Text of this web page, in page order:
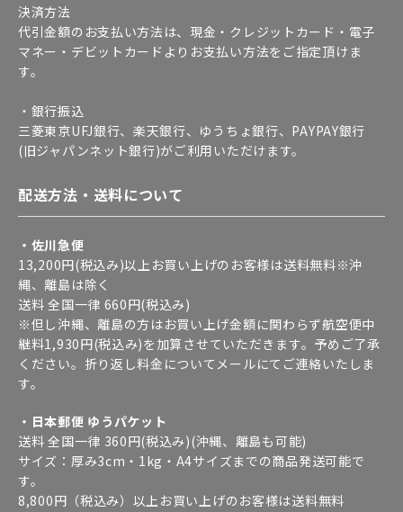
決済方法
代引金額のお支払い方法は、現金・クレジットカード・電子
マネー・デビットカードよりお支払い方法をご指定頂けま
す。
・銀行振込
三菱東京UFJ銀行、楽天銀行、ゆうちょ銀行、PAYPAY銀行
(旧ジャパンネット銀行)がご利用いただけます。
配送方法・送料について
・佐川急便
13,200円(税込み)以上お買い上げのお客様は送料無料※沖
縄、離島は除く
送料 全国一律 660円(税込み)
※但し沖縄、離島の方はお買い上げ金額に関わらず航空便中
継料1,930円(税込み)を加算させていただきます。予めご了承
ください。折り返し料金についてメールにてご連絡いたしま
す。
・日本郵便 ゆうパケット
送料 全国一律 360円(税込み)(沖縄、離島も可能)
サイズ：厚み3cm・1kg・A4サイズまでの商品発送可能で
す。
8,800円（税込み）以上お買い上げのお客様は送料無料